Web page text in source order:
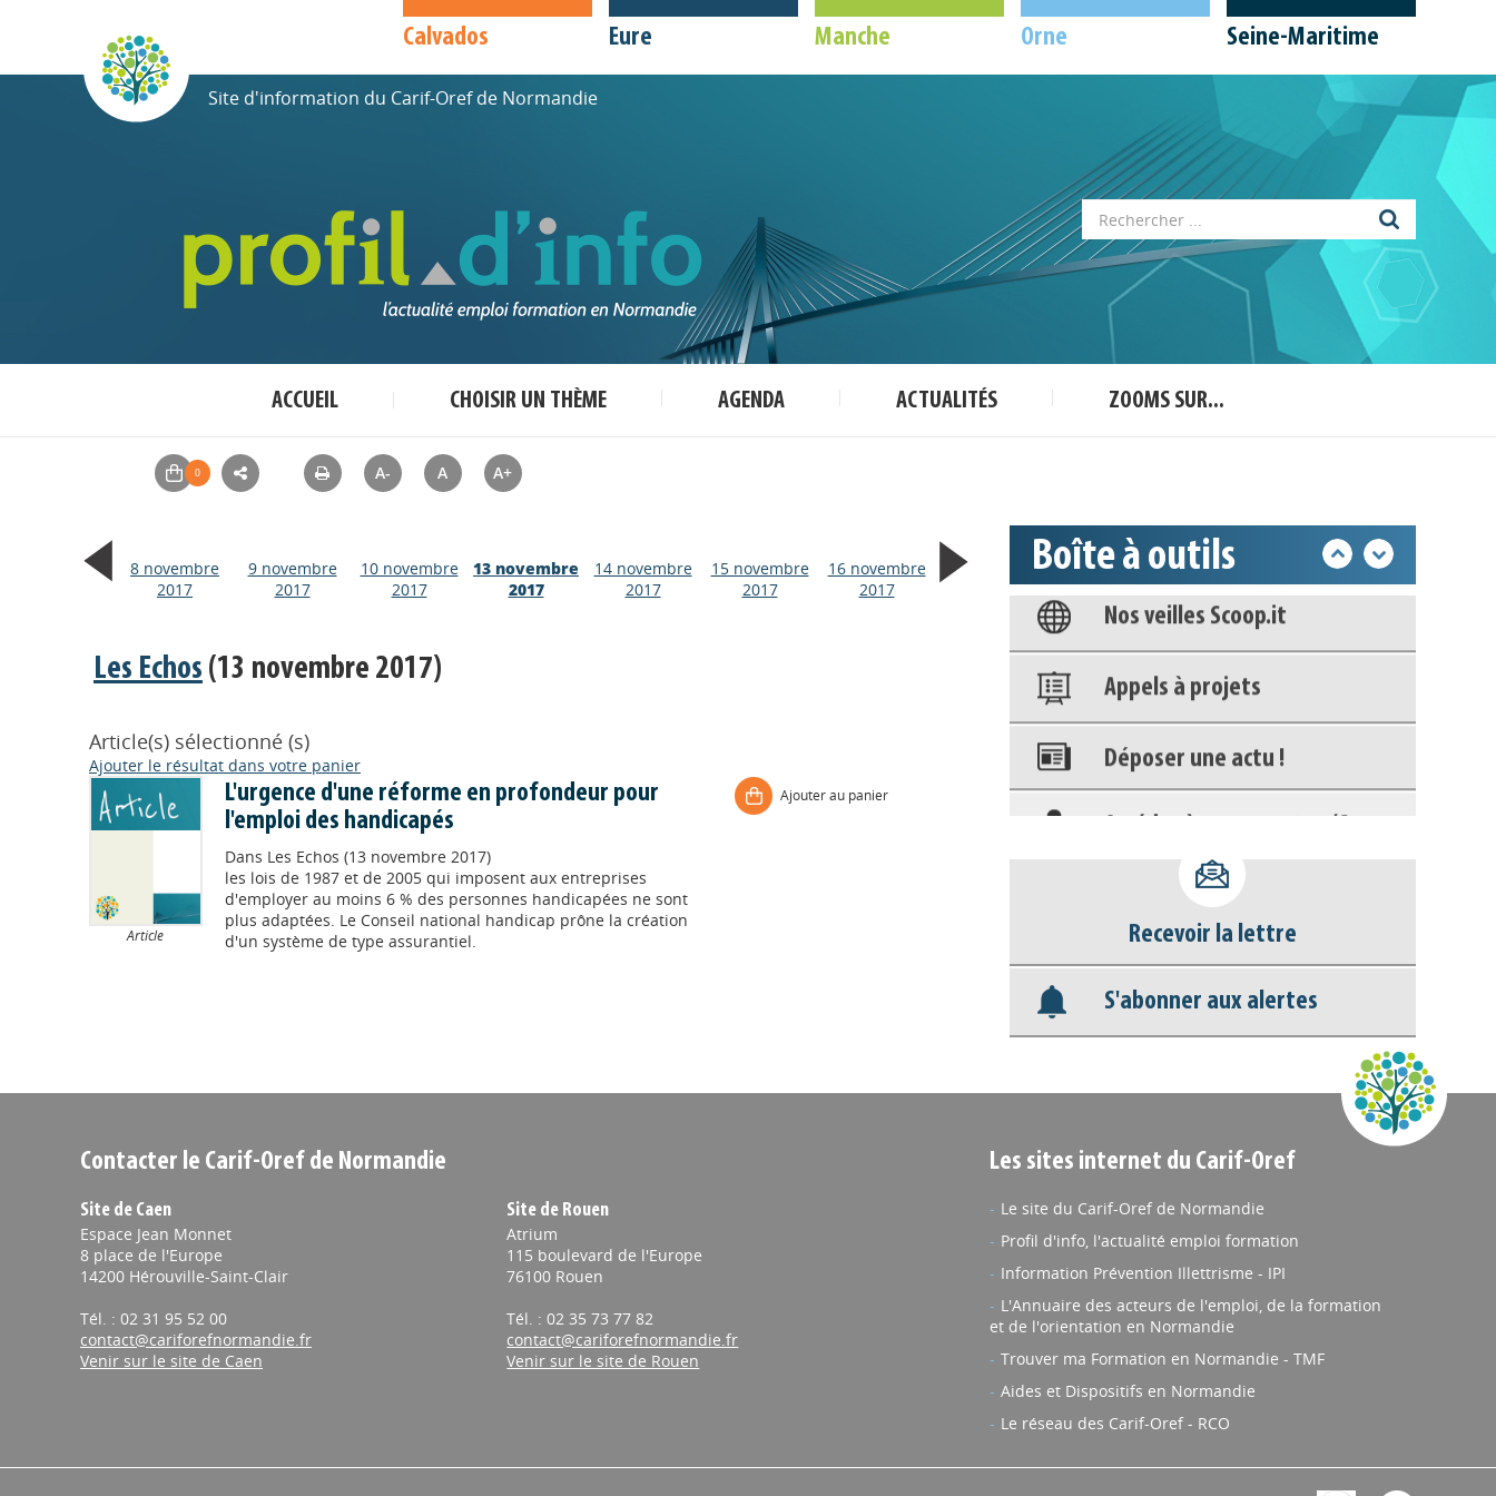
Calvados Eure Manche Orne Seine-Maritime
Site d'information du Carif-Oref de Normandie
ACCUEIL CHOISIR UN THÈME AGENDA ACTUALITÉS ZOOMS SUR...
A- A A+
8 novembre
2017
9 novembre
2017
10 novembre
2017
13 novembre
2017
14 novembre
2017
15 novembre
2017
16 novembre
2017
Les Echos (13 novembre 2017)
Article(s) sélectionné (s)
Ajouter le résultat dans votre panier
Article
L'urgence d'une réforme en profondeur pour
l'emploi des handicapés
Dans Les Echos (13 novembre 2017)
les lois de 1987 et de 2005 qui imposent aux entreprises
d'employer au moins 6 % des personnes handicapées ne sont
plus adaptées. Le Conseil national handicap prône la création
d'un système de type assurantiel.
Ajouter au panier
Boîte à outils
Appels à projets
Déposer une actu !
Nos veilles Scoop.it
Appels à projets
Déposer une actu !
Accéder à son compte - (Se
déconnecter)
Base documentaire
Nos veilles Scoop.it
Recevoir la lettre
S'abonner aux alertes
Contacter le Carif-Oref de Normandie
Site de Caen
Espace Jean Monnet
8 place de l'Europe
14200 Hérouville-Saint-Clair
Tél. : 02 31 95 52 00
contact@cariforefnormandie.fr
Venir sur le site de Caen
Site de Rouen
Atrium
115 boulevard de l'Europe
76100 Rouen
Tél. : 02 35 73 77 82
contact@cariforefnormandie.fr
Venir sur le site de Rouen
Les sites internet du Carif-Oref
Le site du Carif-Oref de Normandie
Profil d'info, l'actualité emploi formation
Information Prévention Illettrisme - IPI
L'Annuaire des acteurs de l'emploi, de la formation
et de l'orientation en Normandie
Trouver ma Formation en Normandie - TMF
Aides et Dispositifs en Normandie
Le réseau des Carif-Oref - RCO